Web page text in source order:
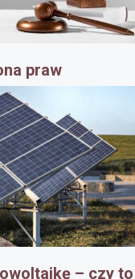
praw
– czy to